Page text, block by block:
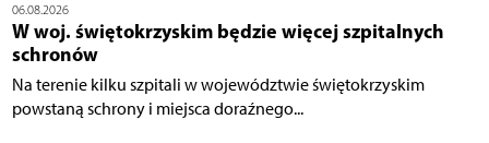
06.08.2026
W woj. świętokrzyskim będzie więcej szpitalnych
schronów
Na terenie kilku szpitali w województwie świętokrzyskim
powstaną schrony i miejsca doraźnego...